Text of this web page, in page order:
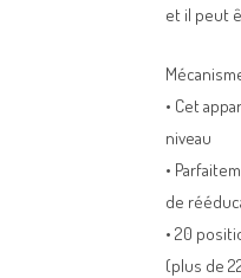
et il peut
• Cet
niveau
•
de
• 20
(plus de